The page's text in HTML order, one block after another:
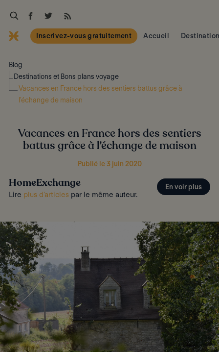
Accueil
Inscrivez-vous gratuitement
Blog
Destinations et Bons plans voyage
Vacances en France hors des sentiers battus grâce à
l'échange de maison
Vacances en France hors des sentiers
battus grâce à l'échange de maison
Publié le 3 juin 2020
HomeExchange
Lire plus d'articlespar le même auteur.
En voir plus